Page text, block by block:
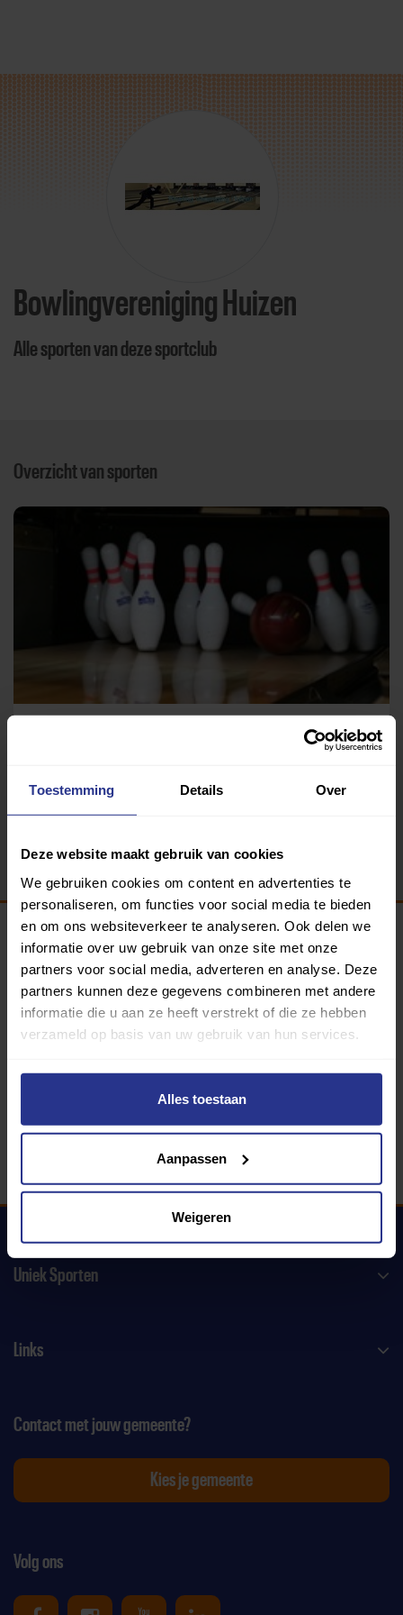
Toestemming Details Over
Deze website maakt gebruik van cookies
We gebruiken cookies om content en advertenties te
personaliseren, om functies voor social media te bieden
en om ons websiteverkeer te analyseren. Ook delen we
informatie over uw gebruik van onze site met onze
partners voor social media, adverteren en analyse. Deze
partners kunnen deze gegevens combineren met andere
informatie die u aan ze heeft verstrekt of die ze hebben
verzameld op basis van uw gebruik van hun services.
Alles toestaan
Aanpassen
Weigeren
Bowlingvereniging Huizen
Alle sporten van deze sportclub
Overzicht van sporten
Programma van:
340 gemeenten
Uniek Sporten
Links
Volg ons
Contact met jouw gemeente?
Kies je gemeente